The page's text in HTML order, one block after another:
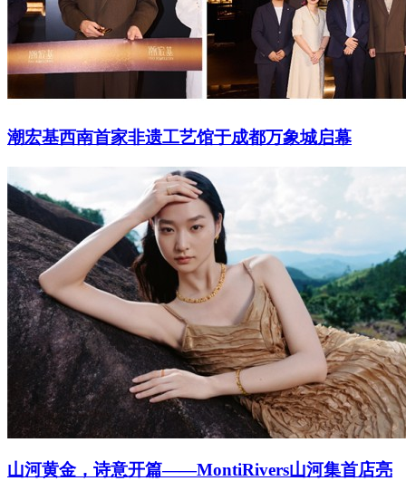
潮宏基西南首家非遗工艺馆于成都万象城启幕
山河黄金，诗意开篇——MontiRivers山河集首店亮